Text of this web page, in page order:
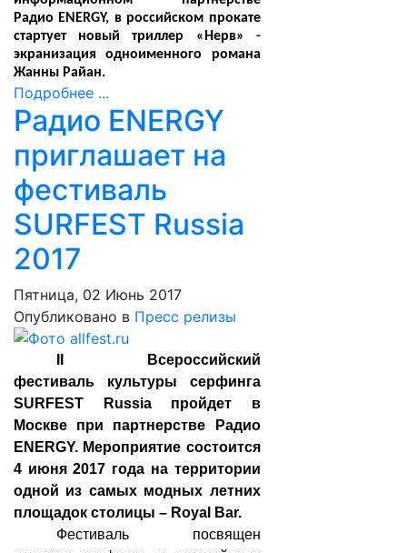
Радио ENERGY, в российском прокате
стартует новый триллер «Нерв» -
экранизация одноименного романа
Жанны Райан.
Подробнее ...
Радио ENERGY
приглашает на
фестиваль
SURFEST Russia
2017
Пятница, 02 Июнь 2017
Опубликовано в Пресс релизы
II Всероссийский
фестиваль культуры серфинга
SURFEST Russia пройдет в
Москве при партнерстве Радио
ENERGY. Мероприятие состоится
4 июня 2017 года на территории
одной из самых модных летних
площадок столицы – Royal Bar.
Фестиваль посвящен